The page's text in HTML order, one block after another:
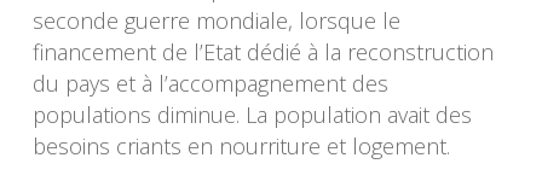
seconde guerre mondiale, lorsque le
financement de l’Etat dédié à la reconstruction
du pays et à l’accompagnement des
populations diminue. La population avait des
besoins criants en nourriture et logement.